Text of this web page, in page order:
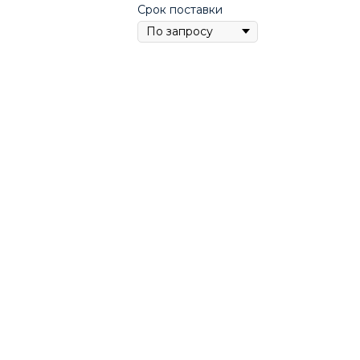
Срок поставки